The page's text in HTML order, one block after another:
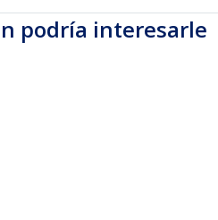
podría interesarle